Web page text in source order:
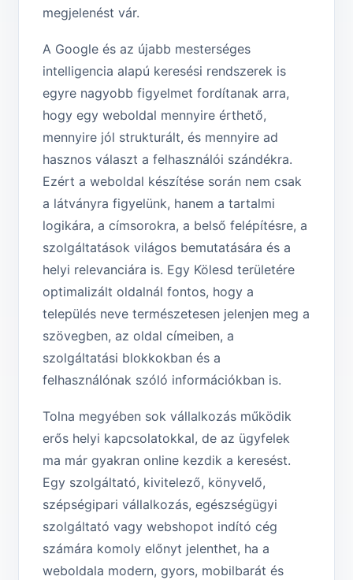
megjelenést vár.
A Google és az újabb mesterséges
intelligencia alapú keresési rendszerek is
egyre nagyobb figyelmet fordítanak arra,
hogy egy weboldal mennyire érthető,
mennyire jól strukturált, és mennyire ad
hasznos választ a felhasználói szándékra.
Ezért a weboldal készítése során nem csak
a látványra figyelünk, hanem a tartalmi
logikára, a címsorokra, a belső felépítésre, a
szolgáltatások világos bemutatására és a
helyi relevanciára is. Egy Kölesd területére
optimalizált oldalnál fontos, hogy a
település neve természetesen jelenjen meg a
szövegben, az oldal címeiben, a
szolgáltatási blokkokban és a
felhasználónak szóló információkban is.
Tolna megyében sok vállalkozás működik
erős helyi kapcsolatokkal, de az ügyfelek
ma már gyakran online kezdik a keresést.
Egy szolgáltató, kivitelező, könyvelő,
szépségipari vállalkozás, egészségügyi
szolgáltató vagy webshopot indító cég
számára komoly előnyt jelenthet, ha a
weboldala modern, gyors, mobilbarát és